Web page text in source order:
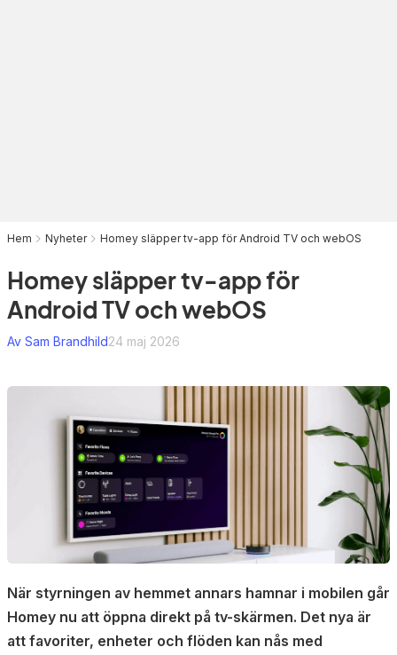
Hem Nyheter Homey släpper tv-app för Android TV och webOS
Homey släpper tv-app för
Android TV och webOS
Av Sam Brandhild24 maj 2026
När styrningen av hemmet annars hamnar i mobilen går
Homey nu att öppna direkt på tv-skärmen. Det nya är
att favoriter, enheter och flöden kan nås med